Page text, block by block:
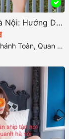
Gái Gọi Hà Nội: Hướng Dẫn Để Tìm Kiếm Dịch Vụ Gải Trí Tại Thủ Đô
Hoa, Cầu Giấy, TP Hà Nội